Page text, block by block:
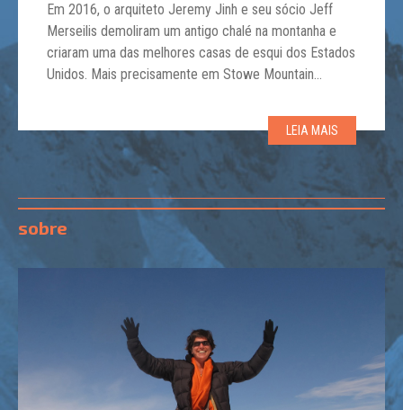
Em 2016, o arquiteto Jeremy Jinh e seu sócio Jeff
Merseilis demoliram um antigo chalé na montanha e
criaram uma das melhores casas de esqui dos Estados
Unidos. Mais precisamente em Stowe Mountain
dessa estrutura é “The Trefoil Glass House”. Dali, eles
mantiveram apenas uma lareira já existente […]LEIA MAIS
sobre